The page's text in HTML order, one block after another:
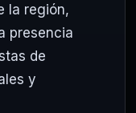
la región,
presencia
de
y